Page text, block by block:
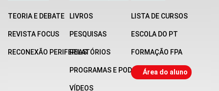
TEORIA E DEBATE
REVISTA FOCUS
RECONEXÃO PERIFERIAS
LIVROS
PESQUISAS
RELATÓRIOS
PROGRAMAS E PODCASTS
VÍDEOS
LISTA DE CURSOS
ESCOLA DO PT
FORMAÇÃO FPA
Área do aluno